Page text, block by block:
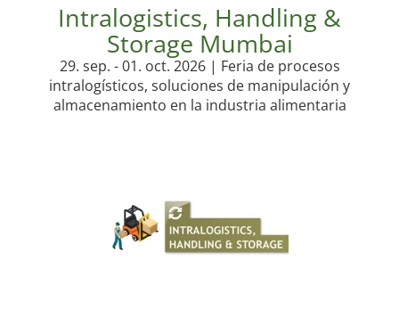
Intralogistics, Handling &
Storage Mumbai
29. sep. - 01. oct. 2026 | Feria de procesos
intralogísticos, soluciones de manipulación y
almacenamiento en la industria alimentaria
Sectores de proveedor de servicios